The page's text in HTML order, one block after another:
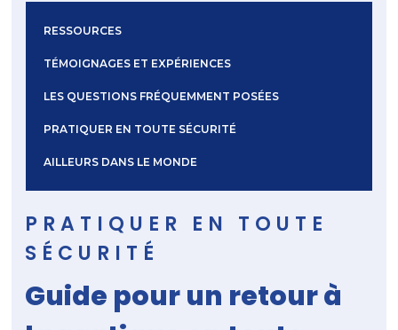
RESSOURCES
TÉMOIGNAGES ET EXPÉRIENCES
LES QUESTIONS FRÉQUEMMENT POSÉES
PRATIQUER EN TOUTE SÉCURITÉ
AILLEURS DANS LE MONDE
PRATIQUER EN TOUTE
SÉCURITÉ
Guide pour un retour à